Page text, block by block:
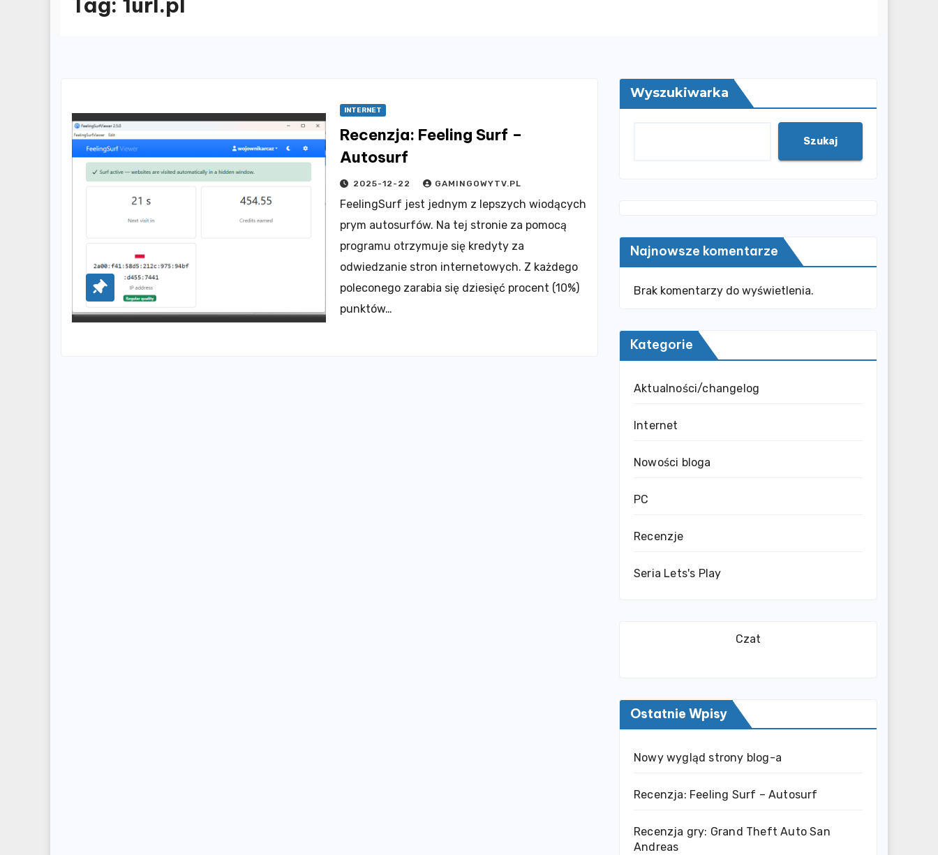
INTERNET
Recenzja: Feeling Surf –
Autosurf
2025-12-22 GAMINGOWYTV.PL
FeelingSurf jest jednym z lepszych wiodących
prym autosurfów. Na tej stronie za pomocą
programu otrzymuje się kredyty za
odwiedzanie stron internetowych. Z każdego
poleconego zarabia się dziesięć procent (10%)
punktów…
Wyszukiwarka
Szukaj
Najnowsze komentarze
Brak komentarzy do wyświetlenia.
Kategorie
Aktualności/changelog
Internet
Nowości bloga
PC
Recenzje
Seria Lets's Play
Czat
Ostatnie Wpisy
Nowy wygląd strony blog-a
Recenzja: Feeling Surf – Autosurf
Recenzja gry: Grand Theft Auto San
Andreas